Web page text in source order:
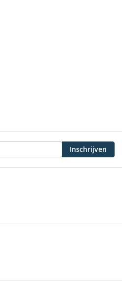
Inschrijven